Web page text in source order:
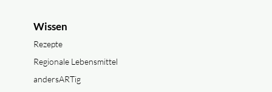
Wissen
Rezepte
Regionale Lebensmittel
andersARTig